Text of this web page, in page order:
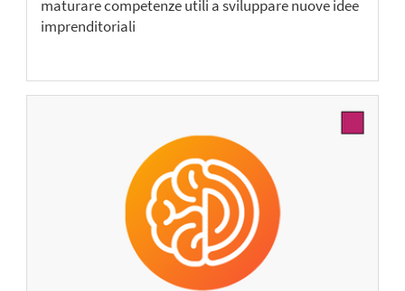
maturare competenze utili a sviluppare nuove idee
imprenditoriali